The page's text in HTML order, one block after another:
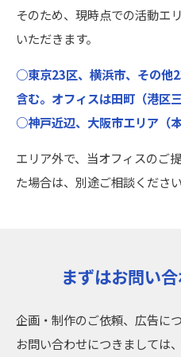
そのため、現時点での活動エ
いただきます。
○東京23区、横浜市、その他
含む。オフィスは田町（港区
○神戸近辺、大阪市エリア（本
エリア外で、当オフィスのご
た場合は、別途ご相談ください
まずはお問い
企画・制作のご依頼、広告に
お問い合わせにつきましては